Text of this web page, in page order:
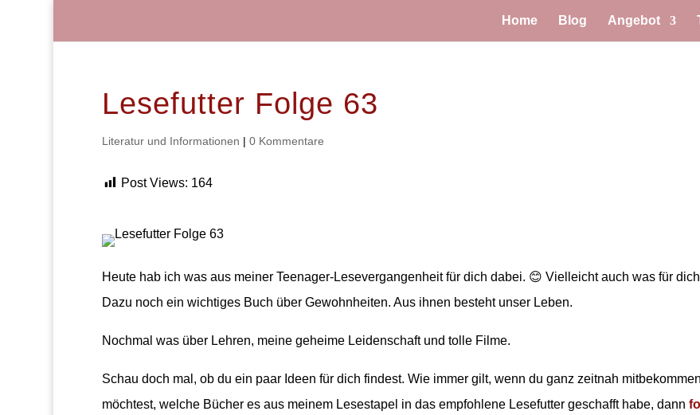
Home Blog Angebot
Lesefutter Folge 63
Literatur und Informationen | 0 Kommentare
Post Views: 164
Heute hab ich was aus meiner Teenager-Lesevergangenheit für dich dabei. 😊 Vielleicht auch was für
Dazu noch ein wichtiges Buch über Gewohnheiten. Aus ihnen besteht unser Leben.
Nochmal was über Lehren, meine geheime Leidenschaft und tolle Filme.
Schau doch mal, ob du ein paar Ideen für dich findest. Wie immer gilt, wenn du ganz zeitnah mitbekommen
möchtest, welche Bücher es aus meinem Lesestapel in das empfohlene Lesefutter geschafft habe, dann